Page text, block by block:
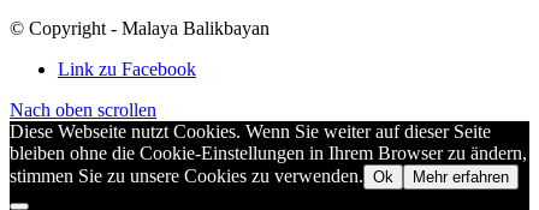
© Copyright - Malaya Balikbayan
Link zu Facebook
Nach oben scrollen
Diese Webseite nutzt Cookies. Wenn Sie weiter auf dieser Seite
bleiben ohne die Cookie-Einstellungen in Ihrem Browser zu ändern,
stimmen Sie zu unsere Cookies zu verwenden. Ok Mehr erfahren